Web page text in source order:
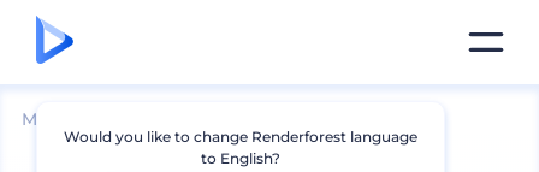
Mockups
Would you like to change Renderforest language
to English?